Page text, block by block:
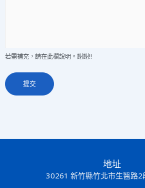
若需補充，請在此欄說明。謝謝!!
提交
地址
30261 新竹縣竹北市生醫路2